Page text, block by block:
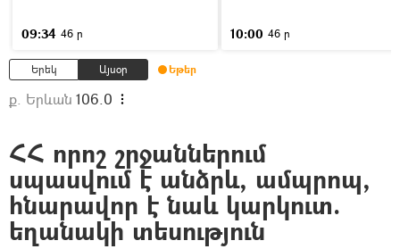
09:34 46 ր 10:00 46 ր
Երեկ Այսօր Եթեր
ք. Երևան 106.0
ՀՀ որոշ շրջաններում
սպասվում է անձրև, ամպրոպ,
հնարավոր է նաև կարկուտ.
եղանակի տեսություն